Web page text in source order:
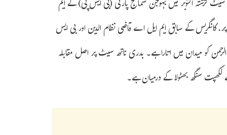
کے سابق ایم ایل اے قاضی نظام الدین اور بی ایس
کو میدان میں اتارا ہے۔ بدری ناتھ سیٹ پر اصل مقابلہ
سنگھ بھٹولا کے درمیان ہے۔